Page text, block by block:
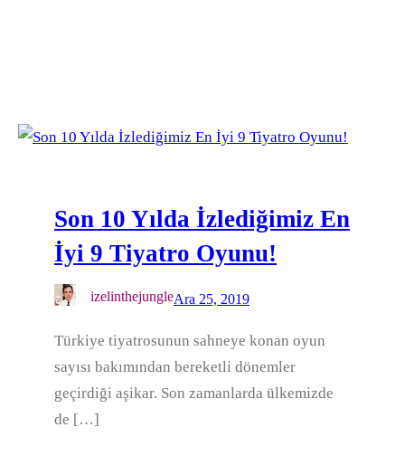
Son 10 Yılda İzlediğimiz En
İyi 9 Tiyatro Oyunu!
izelinthejungleAra 25, 2019
Türkiye tiyatrosunun sahneye konan oyun
sayısı bakımından bereketli dönemler
geçirdiği aşikar. Son zamanlarda ülkemizde
de […]